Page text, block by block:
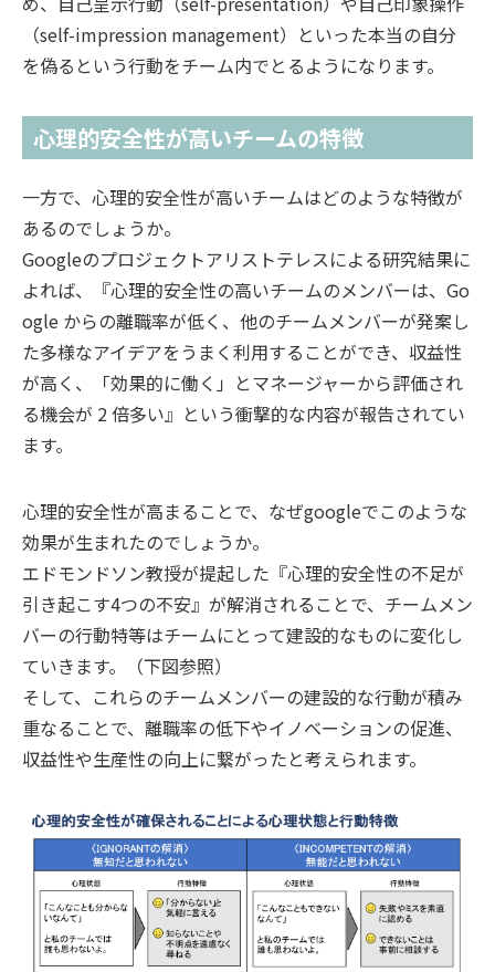
（self-impression management）といった本当の自分
を偽るという行動をチーム内でとるようになります。
心理的安全性が高いチームの特徴
一方で、心理的安全性が高いチームはどのような特徴が
あるのでしょうか。
Googleのプロジェクトアリストテレスによる研究結果に
よれば、『心理的安全性の高いチームのメンバーは、Go
ogle からの離職率が低く、他のチームメンバーが発案し
た多様なアイデアをうまく利用することができ、収益性
が高く、「効果的に働く」とマネージャーから評価され
る機会が 2 倍多い』という衝撃的な内容が報告されてい
ます。
心理的安全性が高まることで、なぜgoogleでこのような
効果が生まれたのでしょうか。
エドモンドソン教授が提起した『心理的安全性の不足が
引き起こす4つの不安』が解消されることで、チームメン
バーの行動特等はチームにとって建設的なものに変化し
ていきます。（下図参照）
そして、これらのチームメンバーの建設的な行動が積み
重なることで、離職率の低下やイノベーションの促進、
収益性や生産性の向上に繋がったと考えられます。